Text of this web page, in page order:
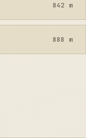
842 m
888 m